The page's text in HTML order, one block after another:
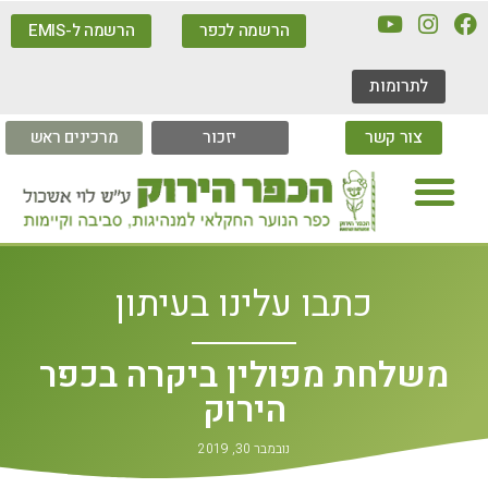
לתרומות
הרשמה לכפר הרשמה ל-EMIS
צור קשר יזכור מרכינים ראש
כתבו עלינו בעיתון
משלחת מפולין ביקרה בכפר
הירוק
נובמבר 30, 2019